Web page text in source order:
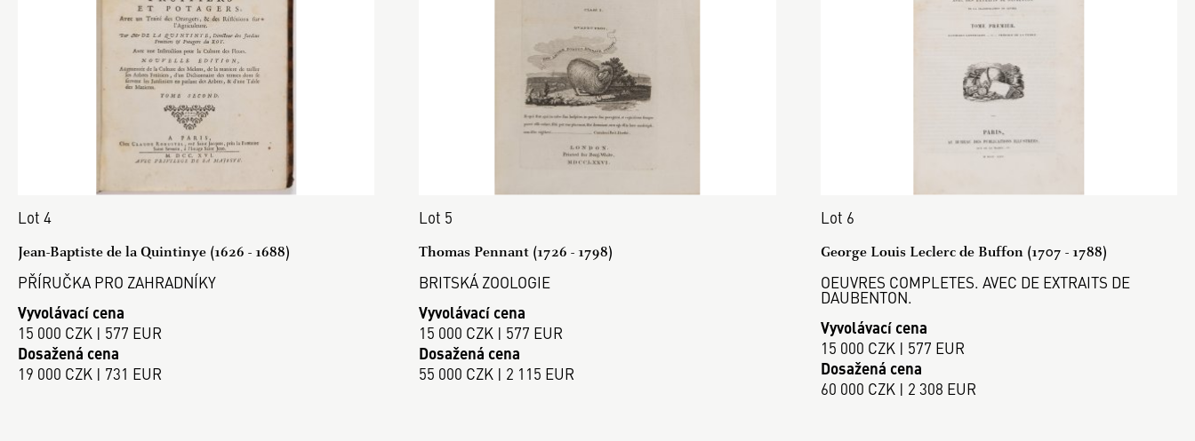
Lot 4
Jean-Baptiste de la Quintinye (1626 - 1688)
PŘÍRUČKA PRO ZAHRADNÍKY
Vyvolávací cena
15 000 CZK | 577 EUR
Dosažená cena
19 000 CZK | 731 EUR
Lot 5
Thomas Pennant (1726 - 1798)
BRITSKÁ ZOOLOGIE
Vyvolávací cena
15 000 CZK | 577 EUR
Dosažená cena
55 000 CZK | 2 115 EUR
Lot 6
George Louis Leclerc de Buffon (1707 - 1788)
OEUVRES COMPLETES. AVEC DE EXTRAITS DE
DAUBENTON.
Vyvolávací cena
15 000 CZK | 577 EUR
Dosažená cena
60 000 CZK | 2 308 EUR